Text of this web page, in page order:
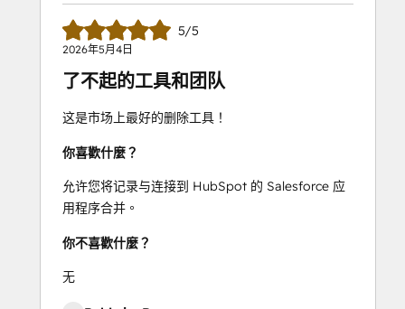
5/5
2026年5月4日
了不起的工具和团队
这是市场上最好的删除工具！
你喜歡什麼？
允许您将记录与连接到 HubSpot 的 Salesforce 应
用程序合并。
你不喜歡什麼？
无